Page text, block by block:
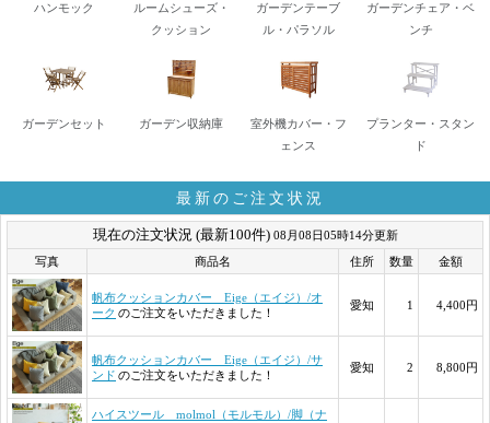
ハンモック
ルームシューズ・
クッション
ガーデンテーブ
ル・パラソル
ガーデンチェア・ベ
ンチ
ガーデンセット ガーデン収納庫
室外機カバー・フ
ェンス
プランター・スタン
ド
最新のご注文状況